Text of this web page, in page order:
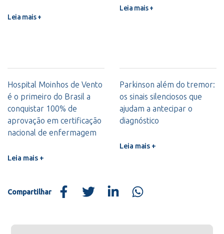
Leia mais +
Leia mais +
Hospital Moinhos de Vento
é o primeiro do Brasil a
conquistar 100% de
aprovação em certificação
nacional de enfermagem
Leia mais +
Parkinson além do tremor:
os sinais silenciosos que
ajudam a antecipar o
diagnóstico
Leia mais +
Compartilhar